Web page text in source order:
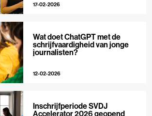
17-02-2026
Wat doet ChatGPT met de
schrijfvaardigheid van jonge
journalisten?
12-02-2026
Inschrijfperiode SVDJ
Accelerator 2026 geopend